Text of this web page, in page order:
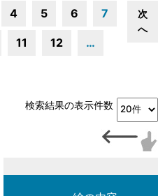
4 5 6 7
11 12 …
次
へ
検索結果の表示件数